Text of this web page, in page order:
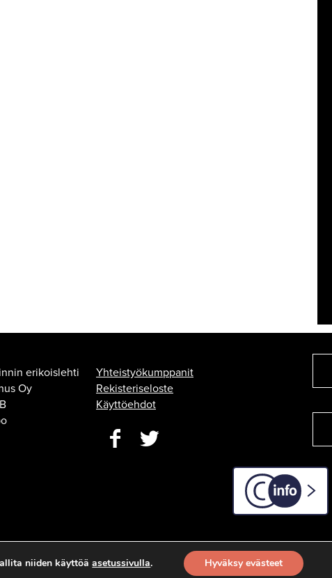
erikoislehti
Oy
Yhteistyökumppanit
Rekisteriseloste
Käyttöehdot
C-info
niiden käyttöäasetussivulla. Hyväksy evästeet